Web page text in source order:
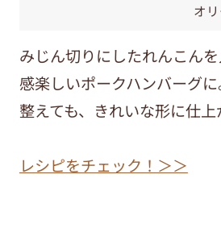
オ
みじん切りにしたれんこん
感楽しいポークハンバーグ
整えても、きれいな形に仕
レシピをチェック！＞＞